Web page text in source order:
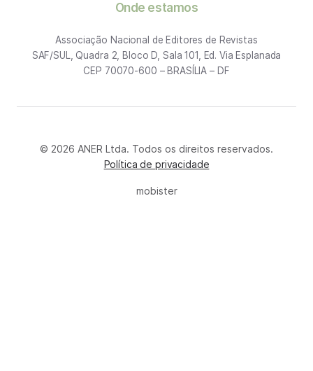
Onde estamos
Associação Nacional de Editores de Revistas
SAF/SUL, Quadra 2, Bloco D, Sala 101, Ed. Via Esplanada
CEP 70070-600 – BRASÍLIA – DF
© 2026 ANER Ltda. Todos os direitos reservados.
Política de privacidade
mobister